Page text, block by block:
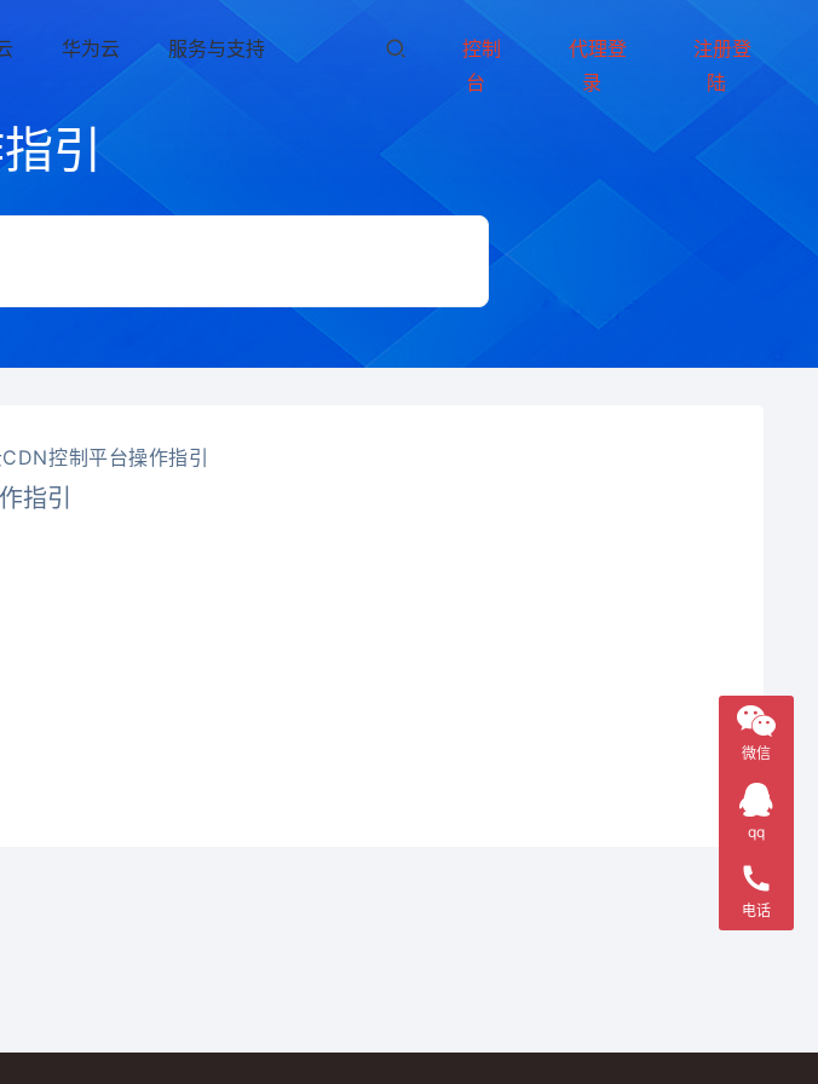
华为云 服务与支持
控制
台
代理登
录
注册登
陆
引
控制平台操作指引
指引
微信
qq
电话